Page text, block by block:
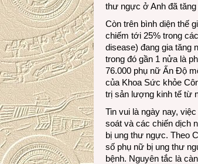
thư ngực ở Anh đã
Còn trên bình diện thế
chiếm tới 25% trong
disease) đang gia tăng
trong đó gần 1 nửa là
76.000 phụ nữ Ấn Độ
của Khoa Sức khỏe
trị sản lượng kinh tế từ
Tin vui là ngày nay,
soát và các chiến dịch
bị ung thư ngực. Theo
số phụ nữ bị ung thư
bệnh. Nguyên tắc là